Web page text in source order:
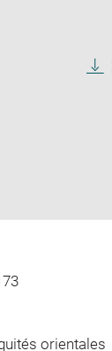
orientales